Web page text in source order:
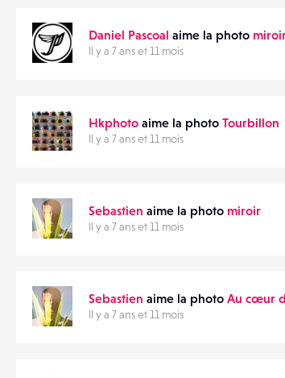
Daniel Pascoal aime la photo
Il y a 7 ans et 11 mois
Hkphoto aime la photo Tourbillon
Il y a 7 ans et 11 mois
Sebastien aime la photo miroir
Il y a 7 ans et 11 mois
Sebastien aime la photo Au cœur
Il y a 7 ans et 11 mois